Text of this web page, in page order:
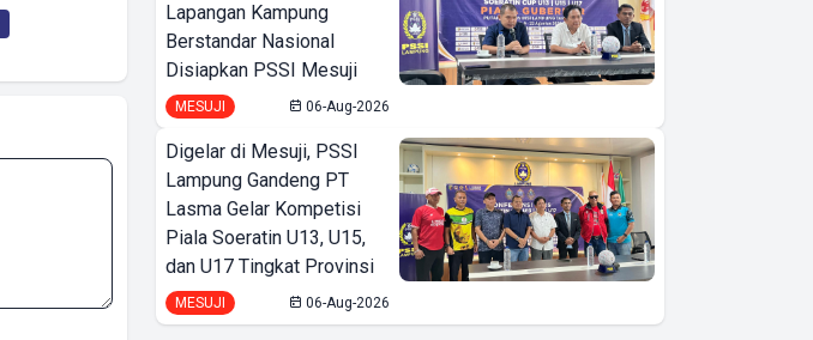
Lapangan Kampung
Berstandar Nasional
Disiapkan PSSI Mesuji
MESUJI 06-Aug-2026
Digelar di Mesuji, PSSI
Lampung Gandeng PT
Lasma Gelar Kompetisi
Piala Soeratin U13, U15,
dan U17 Tingkat Provinsi
MESUJI 06-Aug-2026